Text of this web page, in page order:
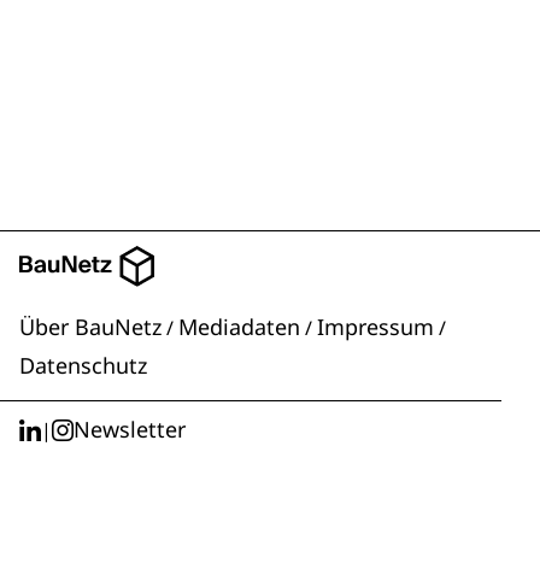
Über BauNetz/ Mediadaten /Impressum /
Datenschutz
| Newsletter